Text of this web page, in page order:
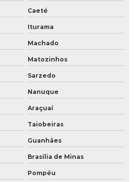
Caeté
Iturama
Machado
Matozinhos
Sarzedo
Nanuque
Araçuaí
Taiobeiras
Guanhães
Brasília de Minas
Pompéu